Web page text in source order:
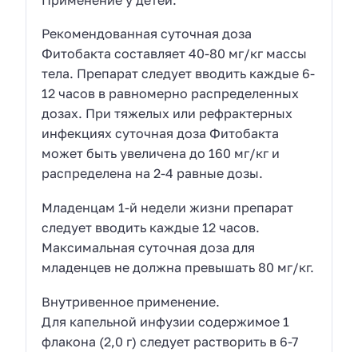
Рекомендованная суточная доза
Фитобакта составляет 40-80 мг/кг массы
тела. Препарат следует вводить каждые 6-
12 часов в равномерно распределенных
дозах. При тяжелых или рефрактерных
инфекциях суточная доза Фитобакта
может быть увеличена до 160 мг/кг и
распределена на 2-4 равные дозы.
Младенцам 1-й недели жизни препарат
следует вводить каждые 12 часов.
Максимальная суточная доза для
младенцев не должна превышать 80 мг/кг.
Внутривенное применение.
Для капельной инфузии содержимое 1
флакона (2,0 г) следует растворить в 6-7